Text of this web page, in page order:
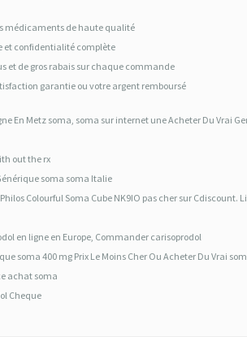
médicaments de haute qualité
et confidentialité complète
et de gros rabais sur chaque commande
garantie ou votre argent remboursé
En Metz soma, soma sur internet une Acheter Du Vrai
out the rx
soma soma Italie
Colourful Soma Cube NK9IO pas cher sur
en ligne en Europe, Commander carisoprodol
soma 400 mg Prix Le Moins Cher Ou Acheter Du Vrai
achat soma
Cheque